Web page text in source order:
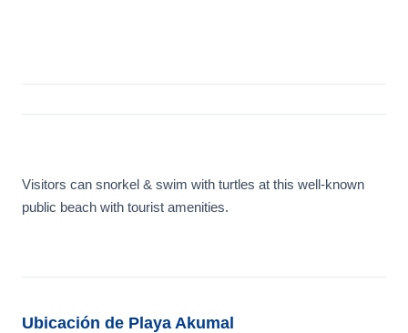
Visitors can snorkel & swim with turtles at this well-known
public beach with tourist amenities.
Ubicación de Playa Akumal